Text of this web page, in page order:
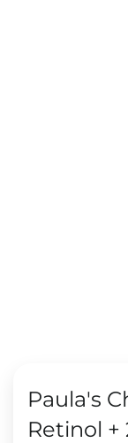
Paula's
Retinol +